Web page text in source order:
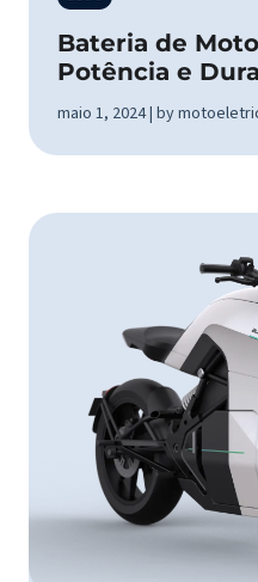
Bateria de
Potência e
maio 1, 2024 | by